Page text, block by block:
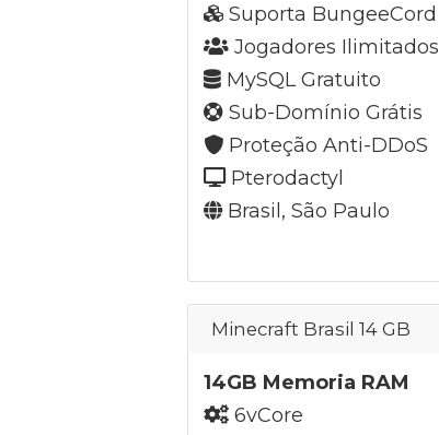
Suporta BungeeCord
Jogadores Ilimitados
MySQL Gratuito
Sub-Domínio Grátis
Proteção Anti-DDoS
Pterodactyl
Brasil, São Paulo
Minecraft Brasil 14 GB
14GB Memoria RAM
6vCore